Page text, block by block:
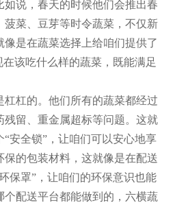
说，春天的时候他们会推出春
菜、豆芽等时令蔬菜，不仅新
是在蔬菜选择上给咱们提供了
该吃什么样的蔬菜，既能满足
杠的。他们所有的蔬菜都经过
残留、重金属超标等问题。这就
安全锁”，让咱们可以安心地享
保的包装材料，这就像是在配送
保罩”，让咱们的环保意识也能
配送平台都能做到的，六横蔬